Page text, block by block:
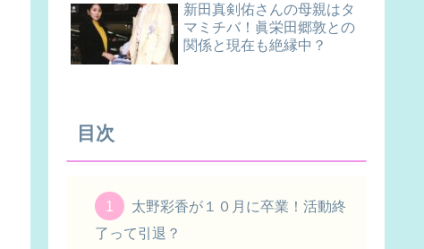
新田真剣佑さんの母親はタ
マミチバ！眞栄田郷敦との
関係と現在も絶縁中？
目次
太野彩香が１０月に卒業！活動終
了って引退？